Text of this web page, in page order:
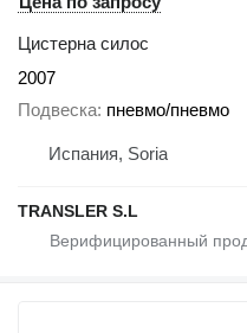
Цистерна силос
2007
Подвеска пневмо/пневмо
Испания, Soria
TRANSLER S.L